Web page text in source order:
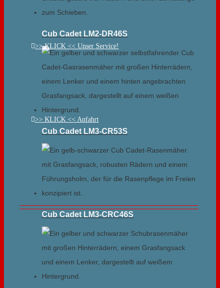
Cub Cadet LM2-DR46S
Cub Cadet LM3-CR53S
Cub Cadet LM3-CRC46S
>> KLICK << Unser Service!
>> KLICK << Anfahrt